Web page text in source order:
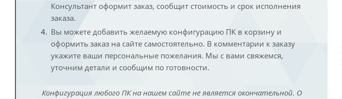
Консультант оформит заказ, сообщит стоимость и срок исполнения
заказа.
Вы можете добавить желаемую конфигурацию ПК в корзину и
оформить заказ на сайте самостоятельно. В комментарии к заказу
укажите ваши персональные пожелания. Мы с вами свяжемся,
уточним детали и сообщим по готовности.
Конфигурация любого ПК на нашем сайте не является окончательной. О